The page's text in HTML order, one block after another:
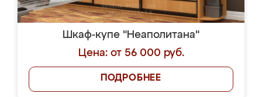
Шкаф-купе "Неаполитана"
Цена: от 56 000 руб.
ПОДРОБНЕЕ